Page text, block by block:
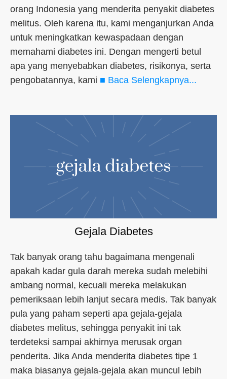
orang Indonesia yang menderita penyakit diabetes
melitus. Oleh karena itu, kami menganjurkan Anda
untuk meningkatkan kewaspadaan dengan
memahami diabetes ini. Dengan mengerti betul
apa yang menyebabkan diabetes, risikonya, serta
pengobatannya, kami ■ Baca Selengkapnya...
Gejala Diabetes
Tak banyak orang tahu bagaimana mengenali
apakah kadar gula darah mereka sudah melebihi
ambang normal, kecuali mereka melakukan
pemeriksaan lebih lanjut secara medis. Tak banyak
pula yang paham seperti apa gejala-gejala
diabetes melitus, sehingga penyakit ini tak
terdeteksi sampai akhirnya merusak organ
penderita. Jika Anda menderita diabetes tipe 1
maka biasanya gejala-gejala akan muncul lebih